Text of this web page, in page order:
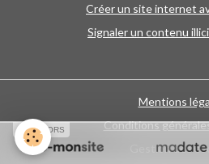
Créer un site internet
Signaler un contenu
Mentions
Conditions
Gestion des
SPONSORS